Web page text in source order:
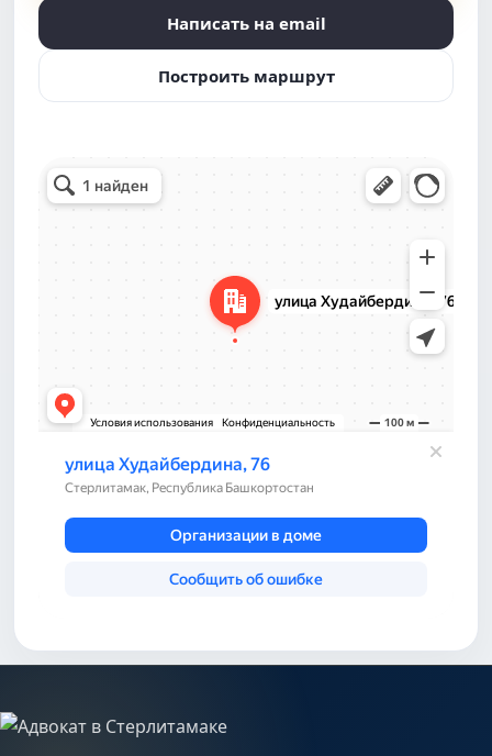
Написать на email
Построить маршрут